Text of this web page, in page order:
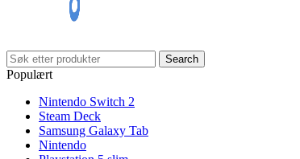
Search
Populært
Nintendo Switch 2
Steam Deck
Samsung Galaxy Tab
Nintendo